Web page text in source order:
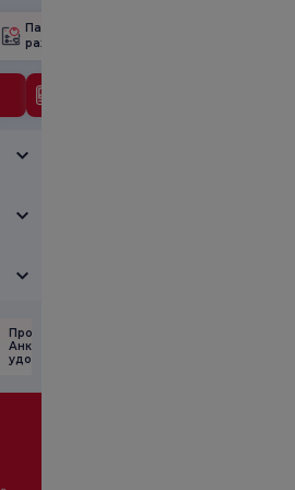
Пакет за
раждане
Проверете
Анкетата за
удовлетвореност.